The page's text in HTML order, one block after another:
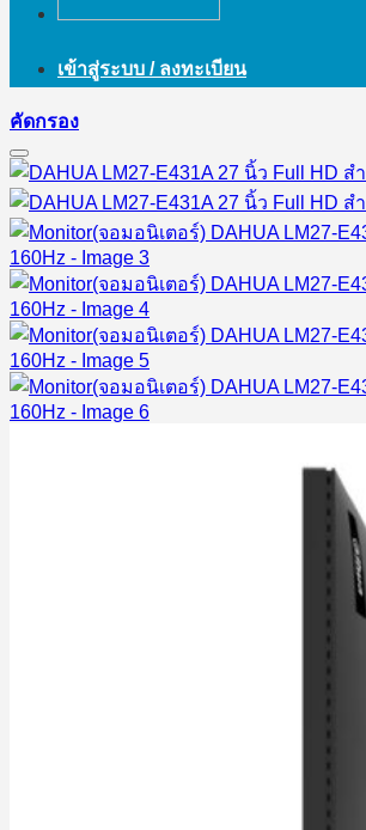
เข้าสู่ระบบ / ลงทะเบียน
คัดกรอง